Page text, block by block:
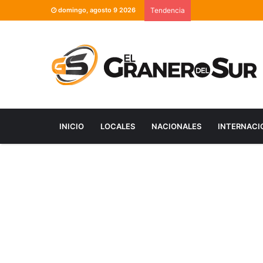
domingo, agosto 9 2026 Tendencia
INICIO LOCALES NACIONALES